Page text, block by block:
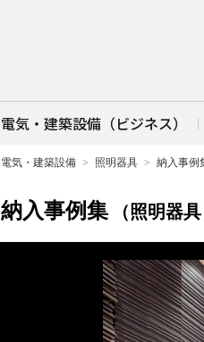
電気・建築設備（ビジネス）
電気・建築設備 照明器具 納入事例
納入事例集 （照明器具